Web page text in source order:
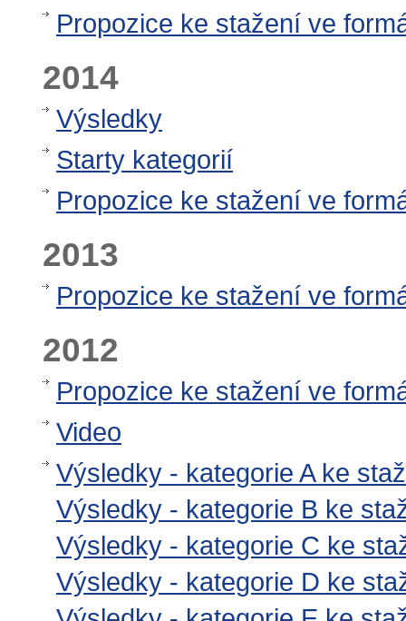
Propozice ke stažení ve
2014
Výsledky
Starty kategorií
Propozice ke stažení ve
2013
Propozice ke stažení ve
2012
Propozice ke stažení ve
Video
Výsledky - kategorie A ke
Výsledky - kategorie B ke
Výsledky - kategorie C ke
Výsledky - kategorie D ke